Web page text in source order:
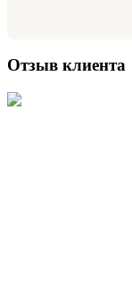
Отзыв клиента